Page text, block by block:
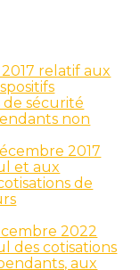
relatif aux
de sécurité
non
2017
et aux
de
2022
des cotisations
aux